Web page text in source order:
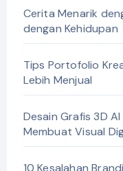
Cerita Menarik
dengan Kehidupan
Tips Portofolio
Lebih Menjual
Desain Grafis 3D
Membuat Visual
10 Kesalahan